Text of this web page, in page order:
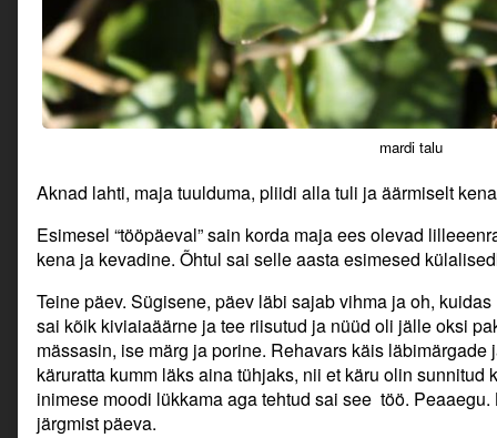
mardi talu
Aknad lahti, maja tuulduma, pliidi alla tuli ja äärmiselt
Esimesel “tööpäeval” sain korda maja ees olevad
kena ja kevadine. Õhtul sai selle aasta esimesed
Teine päev. Sügisene, päev läbi sajab vihma ja oh,
sai kõik kiviaiaäärne ja tee riisutud ja nüüd oli jälle oksi
mässasin, ise märg ja porine. Rehavars käis
käruratta kumm läks aina tühjaks, nii et käru olin sunnitud
inimese moodi lükkama aga tehtud sai see töö.
järgmist päeva.